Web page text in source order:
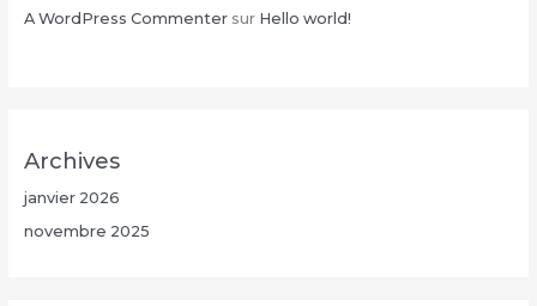
A WordPress Commentersur Hello world!
Archives
janvier 2026
novembre 2025